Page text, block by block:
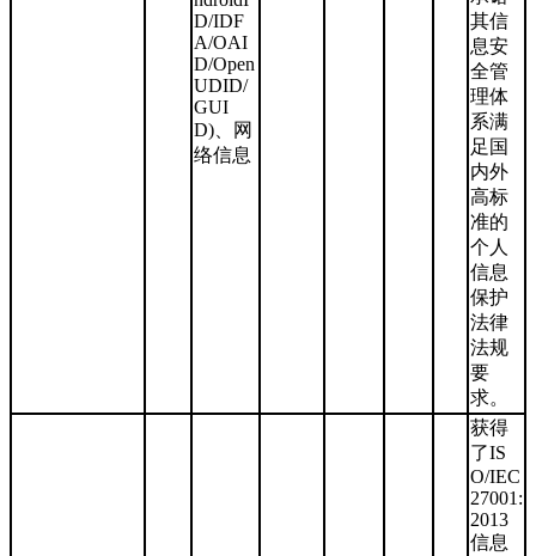
D/IDF
A/OAI
D/Open
UDID/
GUI
D)、网
络信息
其信
息安
全管
理体
系满
足国
内外
高标
准的
个人
信息
保护
法律
法规
要
求。
获得
了IS
O/IEC
27001:
2013
信息